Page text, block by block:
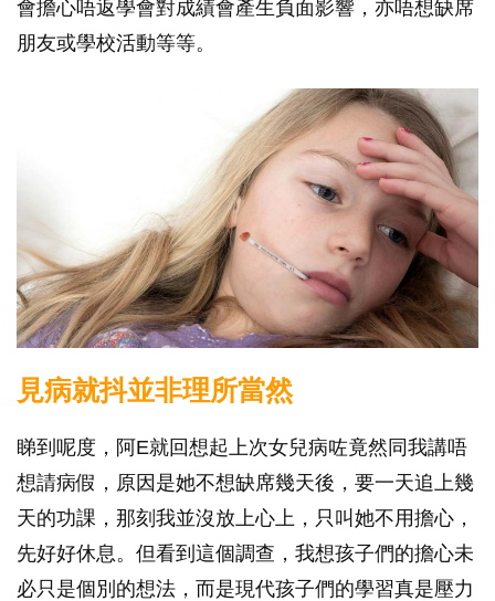
會擔心唔返學會對成績會產生負面影響，亦唔想缺席
朋友或學校活動等等。
見病就抖並非理所當然
睇到呢度，阿E就回想起上次女兒病咗竟然同我講唔
想請病假，原因是她不想缺席幾天後，要一天追上幾
天的功課，那刻我並沒放上心上，只叫她不用擔心，
先好好休息。但看到這個調查，我想孩子們的擔心未
必只是個別的想法，而是現代孩子們的學習真是壓力